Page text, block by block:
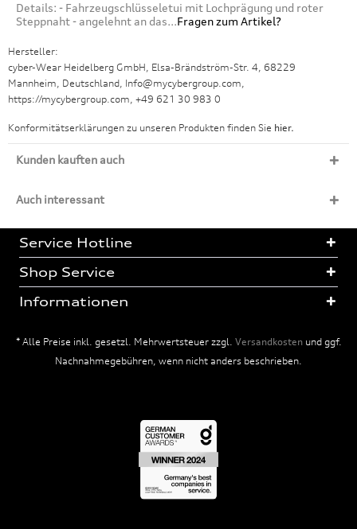
Details: - Fahrzeugschlüsseletui mit Lochprägung und roter
Steppnaht - angelehnt an das...Fragen zum Artikel?
Hersteller:
cyber-Wear Heidelberg GmbH, Elsa-Brändström-Str. 4, 68229
Mannheim, Deutschland, Info@mycybergroup.com,
https://mycybergroup.com, +49 621 30 983 0
Konformitätserklärungen zu unseren Produkten finden Sie hier.
Kunden kauften auch
Auch interessant
Service Hotline
Shop Service
Informationen
* Alle Preise inkl. gesetzl. Mehrwertsteuer zzgl. Versandkostenund ggf.
Nachnahmegebühren, wenn nicht anders beschrieben.